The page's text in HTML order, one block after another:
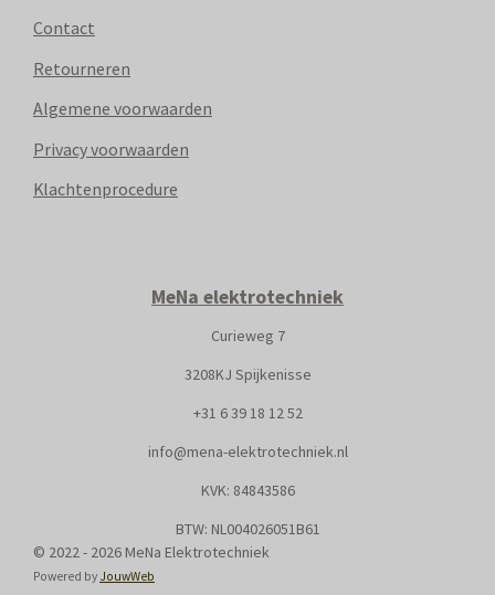
Contact
Retourneren
Algemene voorwaarden
Privacy voorwaarden
Klachtenprocedure
MeNa elektrotechniek
Curieweg 7
3208KJ Spijkenisse
+31 6 39 18 12 52
info@mena-elektrotechniek.nl
KVK: 84843586
BTW: NL004026051B61
© 2022 - 2026 MeNa Elektrotechniek
Powered by JouwWeb